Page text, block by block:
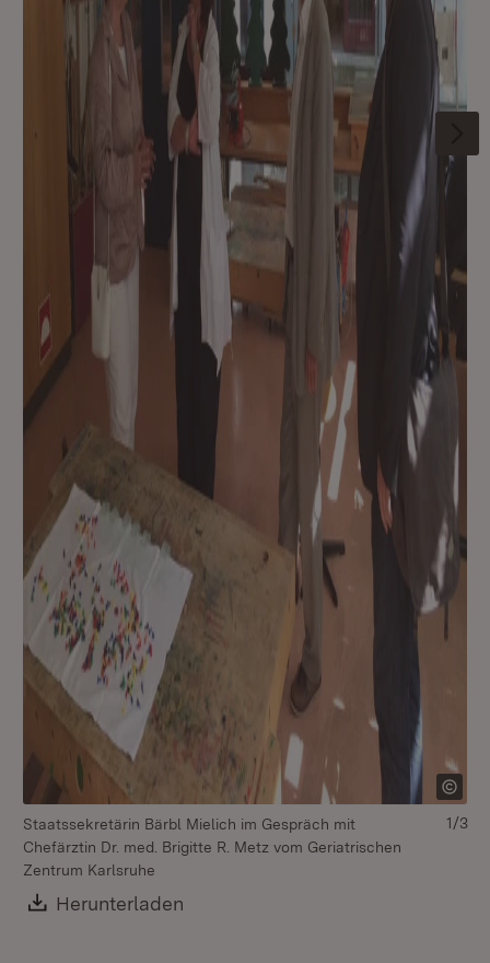
Staatssekretärin Bärbl Mielich im Gespräch mit
Chefärztin Dr. med. Brigitte R. Metz vom Geriatrischen
Zentrum Karlsruhe
Download:
Herunterladen
1/3